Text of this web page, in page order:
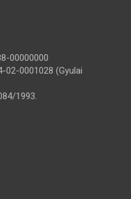
00000000
02-0001028 (Gyulai
1993.